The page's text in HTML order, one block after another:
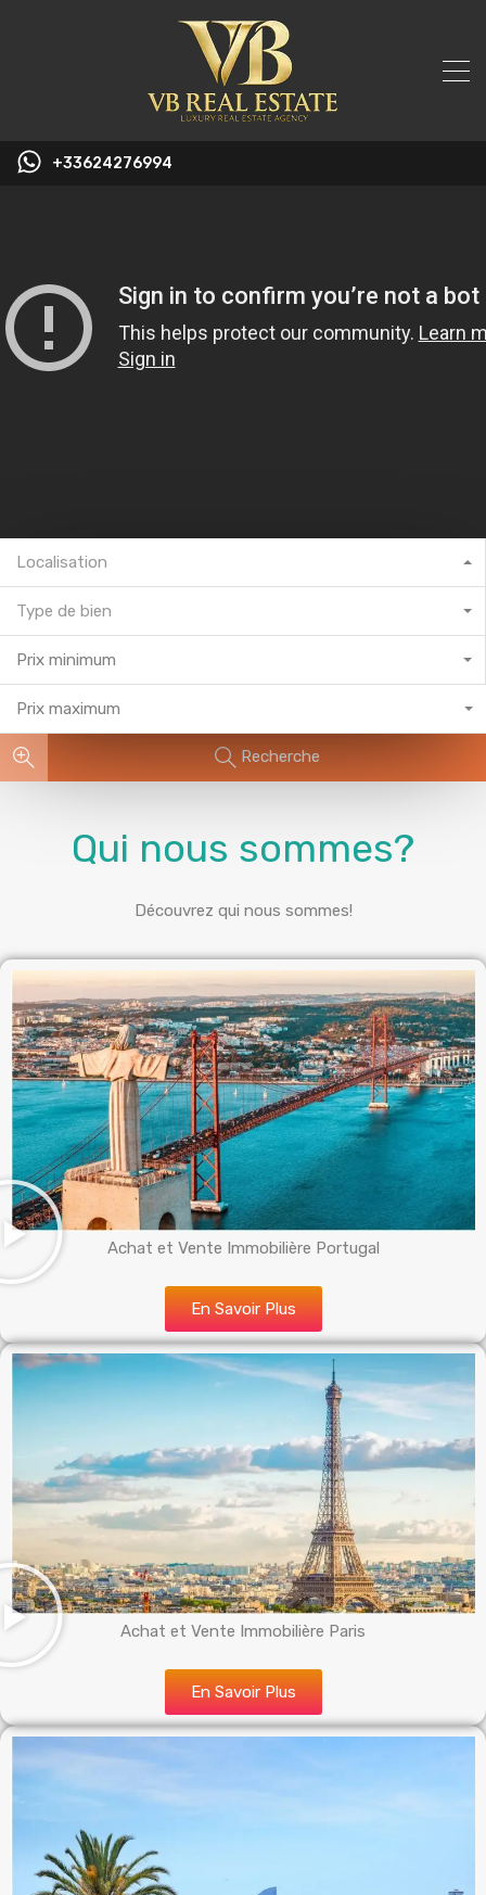
+33624276994
Localisation
Type de bien
Prix minimum
Prix maximum
Recherche
Qui nous sommes?
Découvrez qui nous sommes!
Achat et Vente Immobilière Portugal
En Savoir Plus
Achat et Vente Immobilière Paris
En Savoir Plus